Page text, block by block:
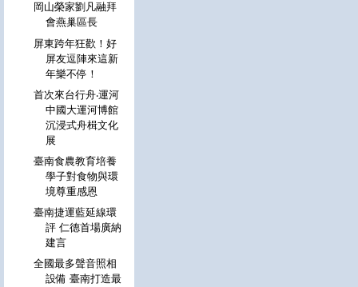
岡山榮家劉凡融拜
會燕巢區長
屏東跨年狂歡！好
屏友逗陣來這新
年樂不停！
首次來台行舟‧運河
中國大運河博館
沉浸式舟楫文化
展
臺南食農教育培養
學子對食物與環
境尊重感恩
臺南捷運藍延線環
評 仁德首場廣納
建言
全國最多聲音照相
設備 臺南打造最